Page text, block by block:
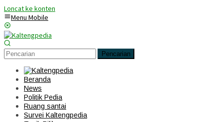
Loncat ke konten
Menu Mobile
Pencarian
Beranda
News
Politik Pedia
Ruang santai
Survei Kaltengpedia